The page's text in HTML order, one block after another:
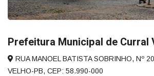
Prefeitura Municipal de Curral
RUA MANOEL BATISTA SOBRINHO, Nº
VELHO-PB, CEP: 58.990-000